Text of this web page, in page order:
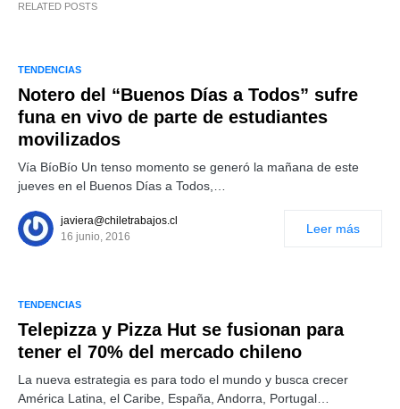
RELATED POSTS
TENDENCIAS
Notero del “Buenos Días a Todos” sufre
funa en vivo de parte de estudiantes
movilizados
Vía BíoBío Un tenso momento se generó la mañana de este
jueves en el Buenos Días a Todos,…
javiera@chiletrabajos.cl
16 junio, 2016
Leer más
TENDENCIAS
Telepizza y Pizza Hut se fusionan para
tener el 70% del mercado chileno
La nueva estrategia es para todo el mundo y busca crecer
América Latina, el Caribe, España, Andorra, Portugal…